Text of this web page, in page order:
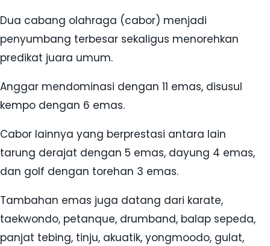
Dua cabang olahraga (cabor) menjadi
penyumbang terbesar sekaligus menorehkan
predikat juara umum.
Anggar mendominasi dengan 11 emas, disusul
kempo dengan 6 emas.
Cabor lainnya yang berprestasi antara lain
tarung derajat dengan 5 emas, dayung 4 emas,
dan golf dengan torehan 3 emas.
Tambahan emas juga datang dari karate,
taekwondo, petanque, drumband, balap sepeda,
panjat tebing, tinju, akuatik, yongmoodo, gulat,